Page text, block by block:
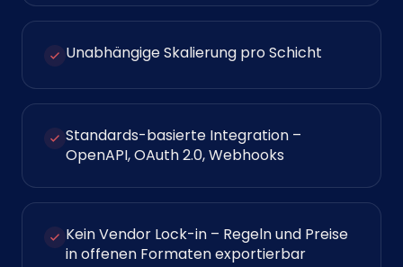
Unabhängige Skalierung pro Schicht
Standards-basierte Integration –
OpenAPI, OAuth 2.0, Webhooks
Kein Vendor Lock-in – Regeln und Preise
in offenen Formaten exportierbar